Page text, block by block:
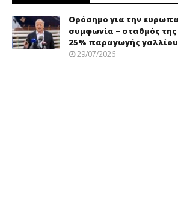
Ορόσημο για την
συμφωνία – σταθμός της
25% παραγωγής γαλλίου
29/07/2026